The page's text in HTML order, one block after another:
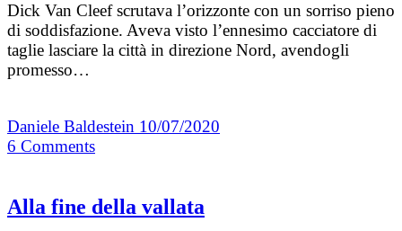
Dick Van Cleef scrutava l’orizzonte con un sorriso pieno
di soddisfazione. Aveva visto l’ennesimo cacciatore di
taglie lasciare la città in direzione Nord, avendogli
promesso…
Daniele Baldestein 10/07/2020
6 Comments
Alla fine della vallata